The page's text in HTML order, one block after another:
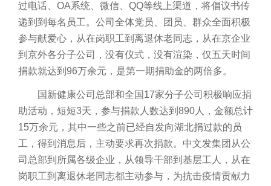
过电话、OA系统、微信、QQ等线上渠道，将倡议书传
递到到每名员工。公司全体党员、团员、群众全面积极
参与献爱心，从在岗职工到离退休老同志，从在京企业
到京外各分子公司，没有仪式，没有渲染，仅五天时间
捐款就达到96万余元，是第一期捐助金的两倍多。
国新健康公司总部和全国17家分子公司积极响应捐
助活动，短短3天，参与捐款人数达到890人，金额总计
15万余元，其中一些之前已经自发向湖北捐过款的员
工，得到消息后，主动要求再次捐款。中文发集团从公
司总部到所属各级企业，从领导干部到基层工人，从在
岗职工到离退休老同志都主动参与，为抗击疫情贡献力